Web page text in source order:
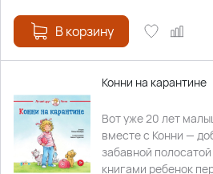
В корзину
Конни на карантине
Вот уже 20 лет
вместе с Конни —
забавной
книгами ребенок